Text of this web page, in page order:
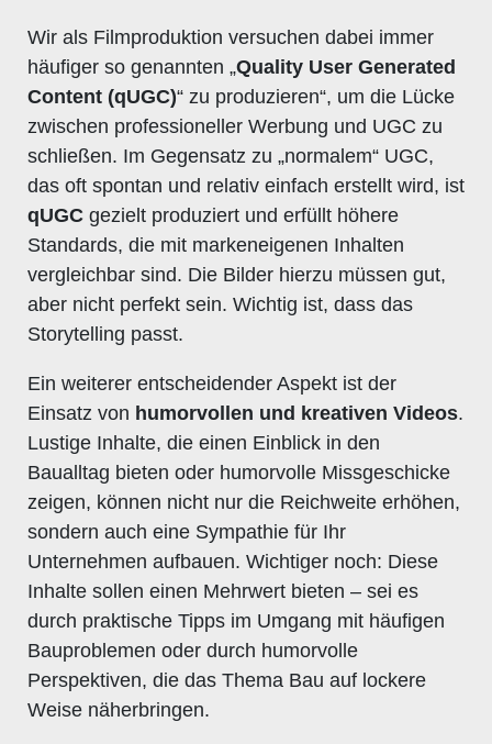
Wir als Filmproduktion versuchen dabei immer
häufiger so genannten „Quality User Generated
Content (qUGC)“ zu produzieren“, um die Lücke
zwischen professioneller Werbung und UGC zu
schließen. Im Gegensatz zu „normalem“ UGC,
das oft spontan und relativ einfach erstellt wird, ist
qUGC gezielt produziert und erfüllt höhere
Standards, die mit markeneigenen Inhalten
vergleichbar sind. Die Bilder hierzu müssen gut,
aber nicht perfekt sein. Wichtig ist, dass das
Storytelling passt.
Ein weiterer entscheidender Aspekt ist der
Einsatz von humorvollen und kreativen Videos.
Lustige Inhalte, die einen Einblick in den
Baualltag bieten oder humorvolle Missgeschicke
zeigen, können nicht nur die Reichweite erhöhen,
sondern auch eine Sympathie für Ihr
Unternehmen aufbauen. Wichtiger noch: Diese
Inhalte sollen einen Mehrwert bieten – sei es
durch praktische Tipps im Umgang mit häufigen
Bauproblemen oder durch humorvolle
Perspektiven, die das Thema Bau auf lockere
Weise näherbringen.